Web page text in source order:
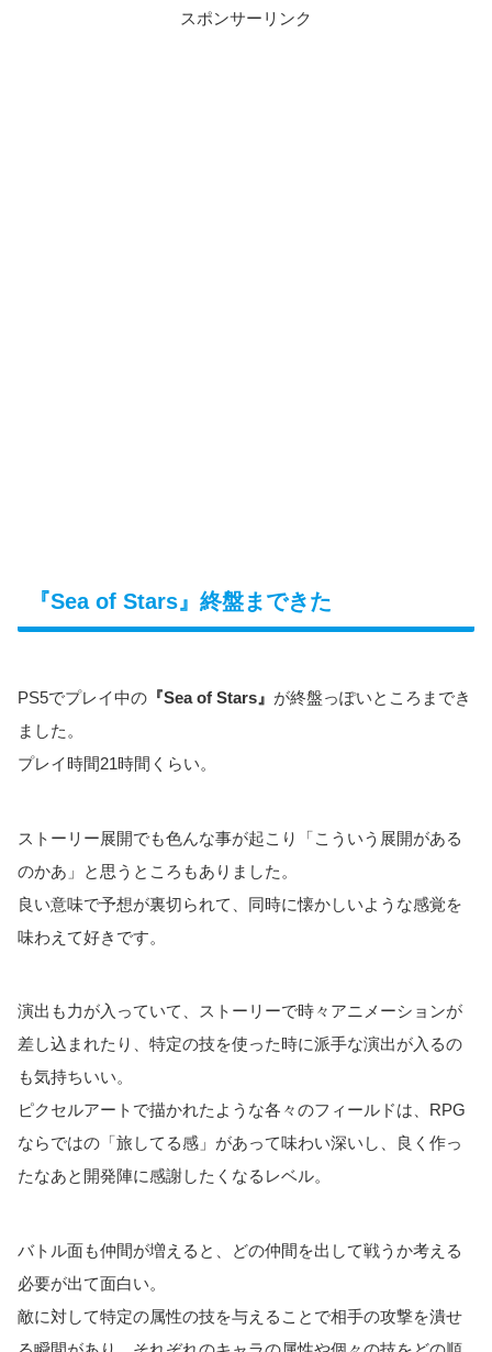
スポンサーリンク
『Sea of Stars』終盤まできた
PS5でプレイ中の 『Sea of Stars』 が終盤っぽいところまでき
ました。
プレイ時間21時間くらい。
ストーリー展開でも色んな事が起こり「こういう展開がある
のかあ」と思うところもありました。
良い意味で予想が裏切られて、同時に懐かしいような感覚を
味わえて好きです。
演出も力が入っていて、ストーリーで時々アニメーションが
差し込まれたり、特定の技を使った時に派手な演出が入るの
も気持ちいい。
ピクセルアートで描かれたような各々のフィールドは、RPG
ならではの「旅してる感」があって味わい深いし、良く作っ
たなあと開発陣に感謝したくなるレベル。
バトル面も仲間が増えると、どの仲間を出して戦うか考える
必要が出て面白い。
敵に対して特定の属性の技を与えることで相手の攻撃を潰せ